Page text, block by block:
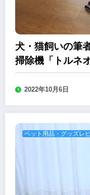
犬・猫飼いの筆
掃除機「トルネ
今回の目玉は？
2022年10月6日
ペット用品・グッズレ